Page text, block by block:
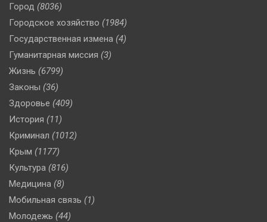
Город (8036)
Городское хозяйство (1984)
Государственная измена (4)
Гуманитарная миссия (3)
Жизнь (6799)
Законы (36)
Здоровье (409)
История (11)
Криминал (1012)
Крым (1177)
Культура (816)
Медицина (8)
Мобильная связь (1)
Молодежь (44)